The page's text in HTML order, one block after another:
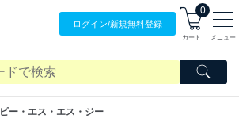
ログイン/新規無料登録
0
カート メニュー
ピー・エス・エス・ジー